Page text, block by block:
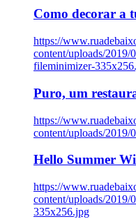
Como decorar a
https://
content/uploads/2019/
fileminimizer-
Puro, um
https://
content/uploads/2019/
Hello Summer
https://
content/uploads/2019/
335x256.jpg